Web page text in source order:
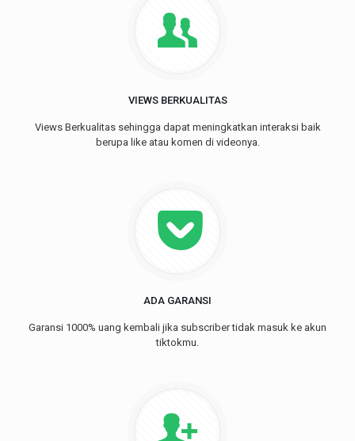
VIEWS BERKUALITAS
Views Berkualitas sehingga dapat meningkatkan interaksi baik
berupa like atau komen di videonya.
ADA GARANSI
Garansi 1000% uang kembali jika subscriber tidak masuk ke akun
tiktokmu.